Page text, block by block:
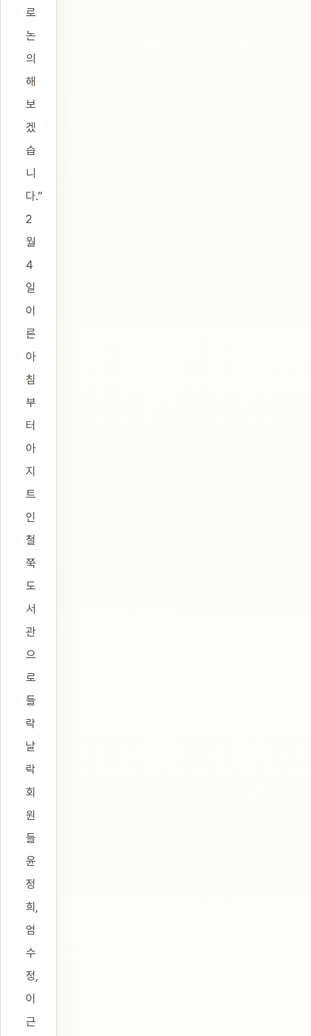
로
논
의
해
보
겠
습
니
다.”
2
월
4
일
이
른
아
침
부
터
아
지
트
인
철
쭉
도
서
관
으
로
들
락
날
락
회
원
들
윤
정
희,
엄
수
정,
이
근